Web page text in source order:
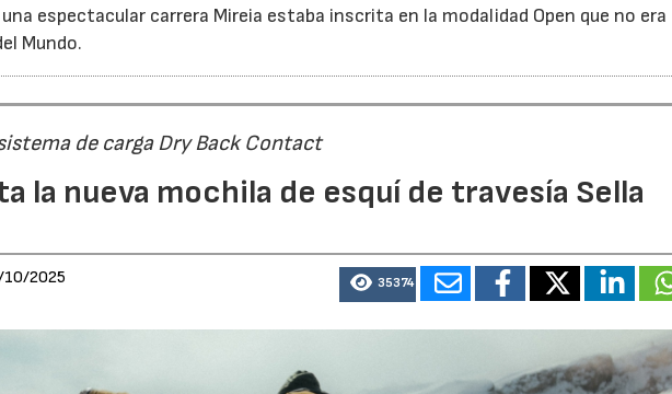
espectacular carrera Mireia estaba inscrita en la modalidad Open que no era
Mundo.
de carga Dry Back Contact
la nueva mochila de esquí de travesía Sella
2025 35374